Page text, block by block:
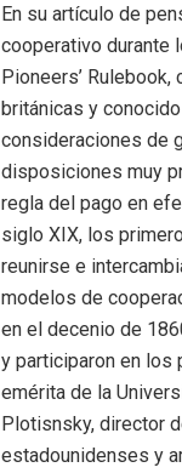
En su artículo de
cooperativo durante
Pioneers’
británicas y
consideraciones de
disposiciones muy
regla del pago en
siglo XIX, los
reunirse e
modelos de
en el decenio de
y participaron en los
emérita de la
Plotisnsky, director
estadounidenses y